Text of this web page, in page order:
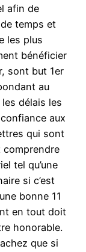
afin de
temps et
les plus
bénéficier
sont but 1er
au
délais les
aux
qui sont
comprendre
tel qu’une
si c’est
bonne 11
en tout doit
honorable.
que si